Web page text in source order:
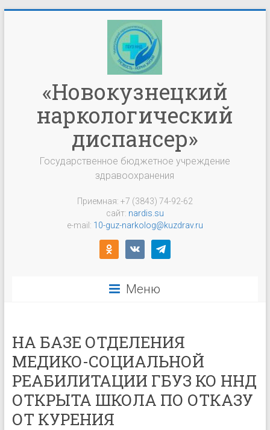
«Новокузнецкий
наркологический
диспансер»
Государственное бюджетное учреждение
здравоохранения
Приемная: +7 (3843) 74-92-62
сайт: nardis.su
e-mail: 10-guz-narkolog@kuzdrav.ru
odnoklassniki
vkontaktetelegram
Меню
НА БАЗЕ ОТДЕЛЕНИЯ
МЕДИКО-СОЦИАЛЬНОЙ
РЕАБИЛИТАЦИИ ГБУЗ КО ННД
ОТКРЫТА ШКОЛА ПО ОТКАЗУ
ОТ КУРЕНИЯ